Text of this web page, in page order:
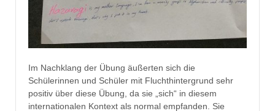
Im Nachklang der Übung äußerten sich die
Schülerinnen und Schüler mit Fluchthintergrund sehr
positiv über diese Übung, da sie „sich“ in diesem
internationalen Kontext als normal empfanden. Sie